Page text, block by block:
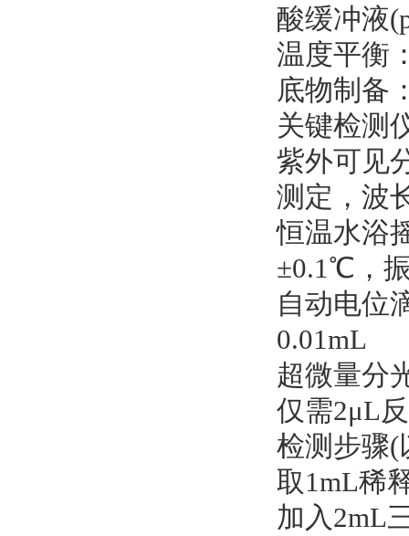
酸缓冲液
温度平衡
底物制备
关键检测
紫外可见
测定，波
恒温水浴
±0.1℃，
自动电位
0.01mL
超微量分
仅需2μL
检测步骤(
取1mL稀
加入2mL